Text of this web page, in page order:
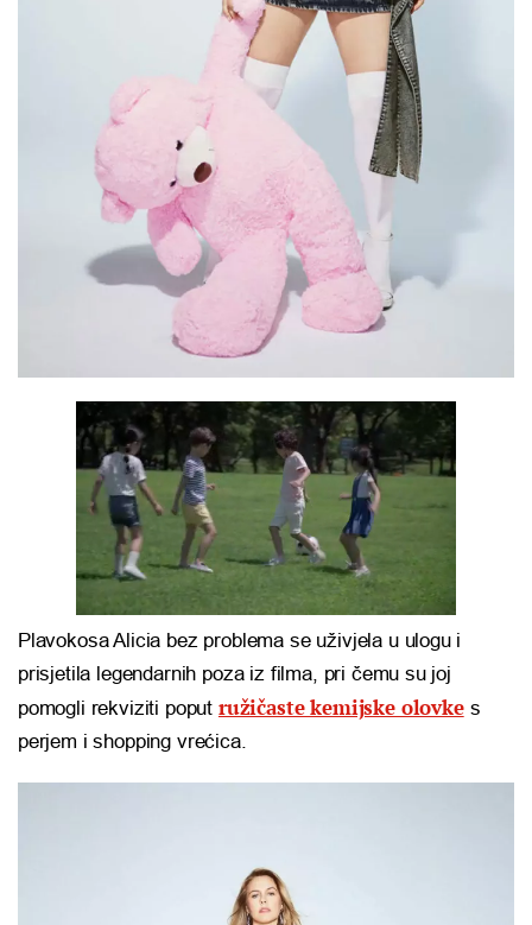
Plavokosa Alicia bez problema se uživjela u ulogu i
prisjetila legendarnih poza iz filma, pri čemu su joj
pomogli rekviziti poput ružičaste kemijske olovkes
perjem i shopping vrećica.